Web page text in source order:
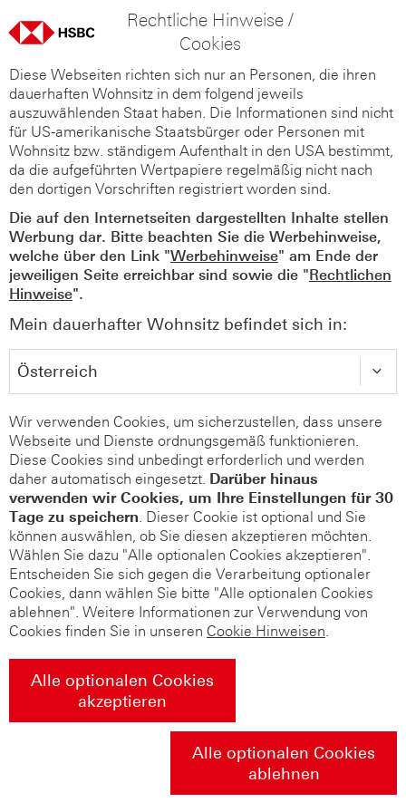
Rechtliche Hinweise /
Cookies
Diese Webseiten richten sich nur an Personen, die ihren
dauerhaften Wohnsitz in dem folgend jeweils
auszuwählenden Staat haben. Die Informationen sind nicht
für US-amerikanische Staatsbürger oder Personen mit
Wohnsitz bzw. ständigem Aufenthalt in den USA bestimmt,
da die aufgeführten Wertpapiere regelmäßig nicht nach
den dortigen Vorschriften registriert worden sind.
Die auf den Internetseiten dargestellten Inhalte stellen
Werbung dar. Bitte beachten Sie die Werbehinweise,
welche über den Link "Werbehinweise" am Ende der
jeweiligen Seite erreichbar sind sowie die "Rechtlichen
Hinweise".
Mein dauerhafter Wohnsitz befindet sich in:
Wir verwenden Cookies, um sicherzustellen, dass unsere
Webseite und Dienste ordnungsgemäß funktionieren.
Diese Cookies sind unbedingt erforderlich und werden
daher automatisch eingesetzt. Darüber hinaus
verwenden wir Cookies, um Ihre Einstellungen für 30
Tage zu speichern. Dieser Cookie ist optional und Sie
können auswählen, ob Sie diesen akzeptieren möchten.
Wählen Sie dazu "Alle optionalen Cookies akzeptieren".
Entscheiden Sie sich gegen die Verarbeitung optionaler
Cookies, dann wählen Sie bitte "Alle optionalen Cookies
ablehnen". Weitere Informationen zur Verwendung von
Cookies finden Sie in unseren Cookie Hinweisen.
Alle optionalen Cookies
akzeptieren
Alle optionalen Cookies
ablehnen